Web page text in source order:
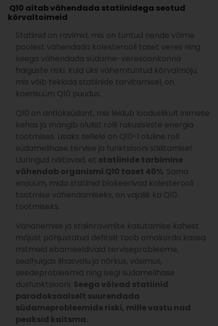
Q10 aitab vähendada statiinidega seotud
kõrvaltoimeid
Statiinid on ravimid, mis on tuntud nende võime
poolest vähendada kolesterooli taset veres ning
seega vähendada südame-veresoonkonna
haiguste riski. Kuid üks vähemtuntud kõrvalmõju,
mis võib tekkida statiinide tarvitamisel, on
koensüüm Q10 puudus.
Q10 on antioksüdant, mis leidub looduslikult inimese
kehas ja mängib olulist rolli rakusiseste energia
tootmises. Lisaks sellele on Q10-l oluline roll
südamelihase tervise ja funktsiooni säilitamisel.
Uuringud näitavad, et statiinide tarbimine
vähendab organismi Q10 taset 40%. Sama
ensüüm, mida statiinid blokeerivad kolesterooli
tootmise vähendamiseks, on vajalik ka Q10
tootmiseks.
Vananemise ja staiinravimite kasutamise kahest
mõjust põhjustatud defitsiit toob omakorda kaasa
mitmeid ebameeldivaid terviseprobleeme,
sealhulgas lihasvalu ja nõrkus, väsimus,
seedeprobleemid ning isegi südamelihase
düsfunktsiooni. Seega võivad statiinid
paradoksaalselt suurendada
südameprobleemide riski, mille vastu nad
peaksid kaitsma.